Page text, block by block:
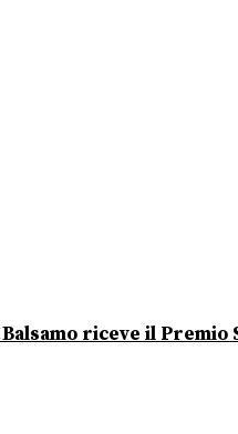
riceve il Premio